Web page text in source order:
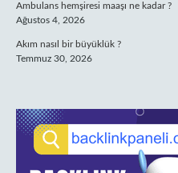
Ambulans hemşiresi maaşı ne kadar ?
Ağustos 4, 2026
Akım nasıl bir büyüklük ?
Temmuz 30, 2026